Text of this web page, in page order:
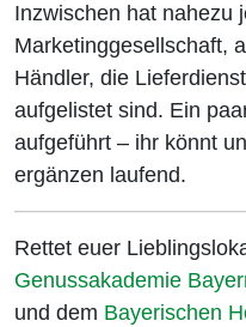
Inzwischen hat nahezu
Marketinggesellschaft,
Händler, die
aufgelistet sind. Ein
aufgeführt – ihr könnt
ergänzen laufend.
Rettet euer
Genussakademie
und dem Bayerischen